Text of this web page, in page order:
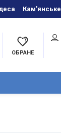
Кам'янське
ОБРАНЕ